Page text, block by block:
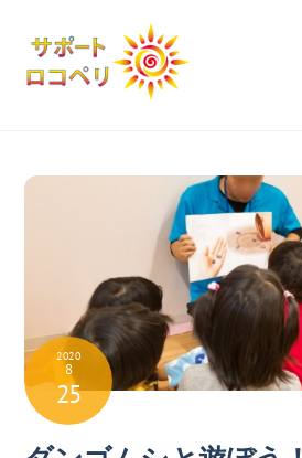
content
2020
8
25